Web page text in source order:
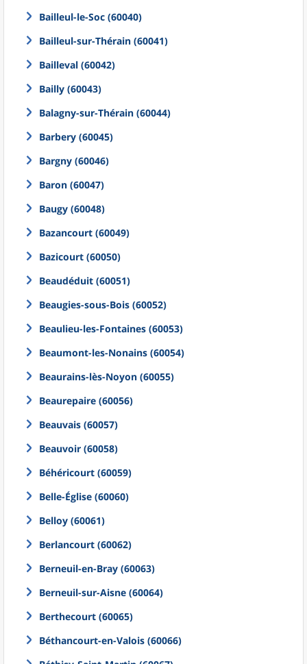
Bailleul-le-Soc (60040)
Bailleul-sur-Thérain (60041)
Bailleval (60042)
Bailly (60043)
Balagny-sur-Thérain (60044)
Barbery (60045)
Bargny (60046)
Baron (60047)
Baugy (60048)
Bazancourt (60049)
Bazicourt (60050)
Beaudéduit (60051)
Beaugies-sous-Bois (60052)
Beaulieu-les-Fontaines (60053)
Beaumont-les-Nonains (60054)
Beaurains-lès-Noyon (60055)
Beaurepaire (60056)
Beauvais (60057)
Beauvoir (60058)
Béhéricourt (60059)
Belle-Église (60060)
Belloy (60061)
Berlancourt (60062)
Berneuil-en-Bray (60063)
Berneuil-sur-Aisne (60064)
Berthecourt (60065)
Béthancourt-en-Valois (60066)